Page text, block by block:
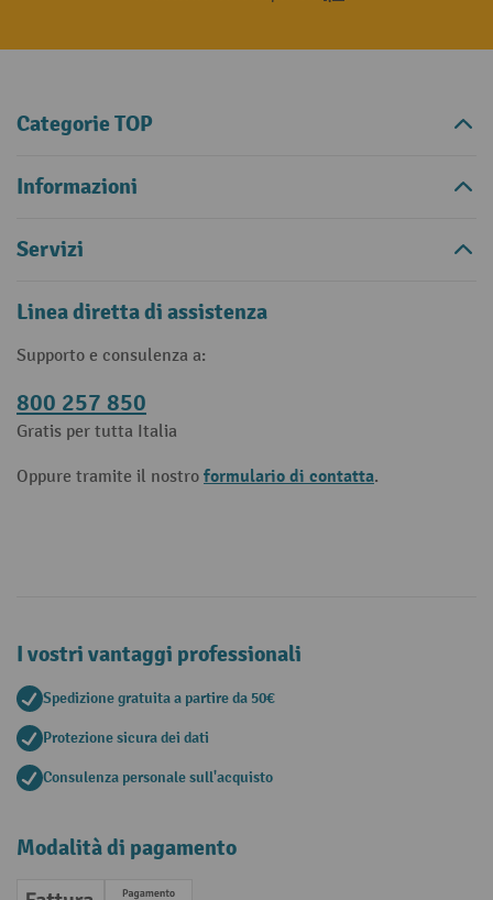
Categorie TOP
Informazioni
Servizi
Linea diretta di assistenza
Supporto e consulenza a:
800 257 850
Gratis per tutta Italia
Oppure tramite il nostro formulario di contatta.
I vostri vantaggi professionali
Spedizione gratuita a partire da 50€
Protezione sicura dei dati
Consulenza personale sull'acquisto
Modalità di pagamento